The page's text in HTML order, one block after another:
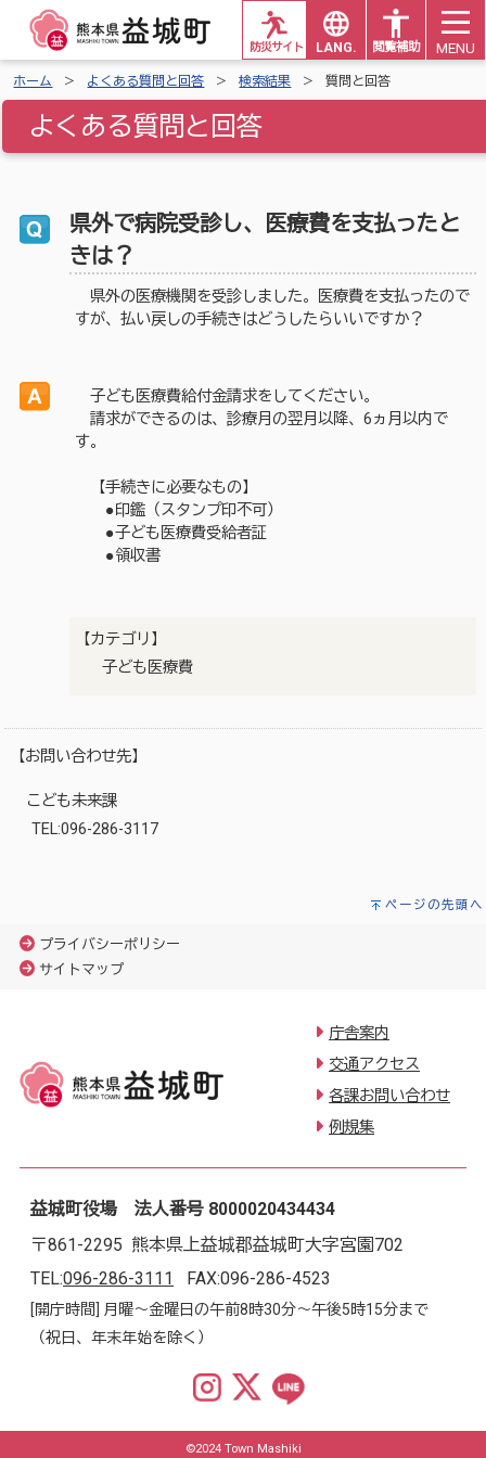
LANG. 閲覧補助
防災サイト MENU
ホーム よくある質問と回答 検索結果 質問と回答
よくある質問と回答
県外で病院受診し、医療費を支払ったと
きは？
県外の医療機関を受診しました。医療費を支払ったので
すが、払い戻しの手続きはどうしたらいいですか？
子ども医療費給付金請求をしてください。
請求ができるのは、診療月の翌月以降、6ヵ月以内で
す。
【手続きに必要なもの】
●印鑑（スタンプ印不可）
●子ども医療費受給者証
●領収書
【カテゴリ】
子ども医療費
【お問い合わせ先】
こども未来課
TEL:096-286-3117
ページの先頭へ
プライバシーポリシー
サイトマップ
庁舎案内
交通アクセス
各課お問い合わせ
例規集
益城町役場 法人番号 8000020434434
〒861-2295 熊本県上益城郡益城町大字宮園702
TEL:096-286-3111 FAX:096-286-4523
[開庁時間] 月曜～金曜日の午前8時30分～午後5時15分まで
（祝日、年末年始を除く）
©2024 Town Mashiki